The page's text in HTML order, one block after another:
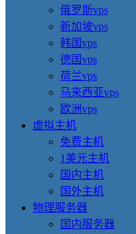
俄罗斯vps
新加坡vps
韩国vps
德国vps
荷兰vps
马来西亚vps
欧洲vps
虚拟主机
免费主机
1美元主机
国内主机
国外主机
物理服务器
国内服务器